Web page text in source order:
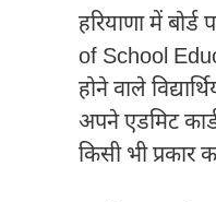
हरियाणा में
of School
होने वाले
अपने एडमिट
किसी भी प्रकार